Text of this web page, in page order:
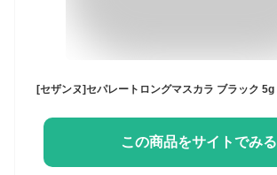
[セザンヌ]セパレートロングマスカラ ブラック 5g
この商品をサイトでみる